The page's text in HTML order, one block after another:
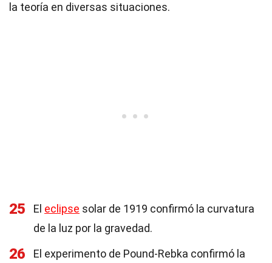
la teoría en diversas situaciones.
25 El eclipse solar de 1919 confirmó la curvatura
de la luz por la gravedad.
26
El experimento de Pound-Rebka confirmó la